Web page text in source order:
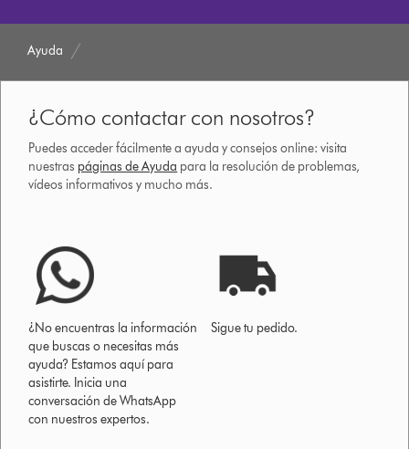
Ayuda
¿Cómo contactar con nosotros?
Puedes acceder fácilmente a ayuda y consejos online: visita
nuestras páginas de Ayuda para la resolución de problemas,
vídeos informativos y mucho más.
¿No encuentras la información
que buscas o necesitas más
ayuda? Estamos aquí para
asistirte. Inicia una
conversación de WhatsApp
con nuestros expertos.
Sigue tu pedido.